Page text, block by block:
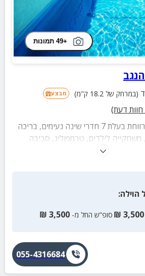
+49 תמונות
(במרחק של 18.2 ק"מ) מבצע
חוות דעת)
וילה מוקפדת ומרווחת בעלת 7 חדרי שינה נעימים, בריכה
משחקייה לילדים, טרמפולינ, סביבה
מול נוף מדברי.
הוילה:
3,500
₪ סופ”ש החל מ- 3,500
₪
055-4316684